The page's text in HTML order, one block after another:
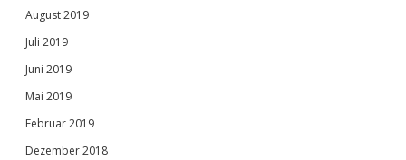
August 2019
Juli 2019
Juni 2019
Mai 2019
Februar 2019
Dezember 2018